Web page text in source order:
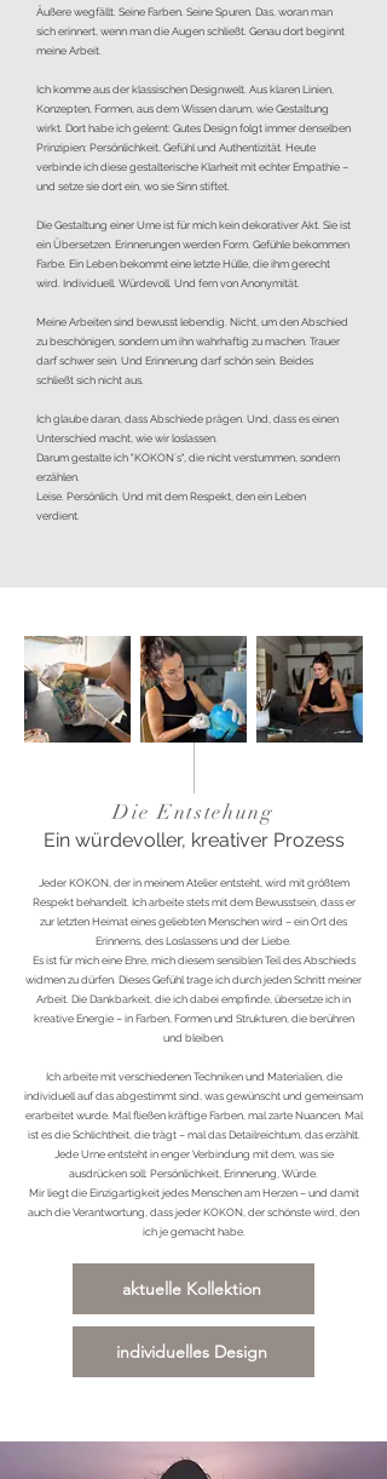
Äußere wegfällt. Seine Farben. Seine Spuren. Das, woran man
sich erinnert, wenn man die Augen schließt. Genau dort beginnt
meine Arbeit.
Ich komme aus der klassischen Designwelt. Aus klaren Linien,
Konzepten, Formen, aus dem Wissen darum, wie Gestaltung
wirkt. Dort habe ich gelernt: Gutes Design folgt immer denselben
Prinzipien: Persönlichkeit, Gefühl und Authentizität. Heute
verbinde ich diese gestalterische Klarheit mit echter Empathie –
und setze sie dort ein, wo sie Sinn stiftet.
Die Gestaltung einer Urne ist für mich kein dekorativer Akt. Sie ist
ein Übersetzen. Erinnerungen werden Form. Gefühle bekommen
Farbe. Ein Leben bekommt eine letzte Hülle, die ihm gerecht
wird. Individuell. Würdevoll. Und fern von Anonymität.
Meine Arbeiten sind bewusst lebendig. Nicht, um den Abschied
zu beschönigen, sondern um ihn wahrhaftig zu machen. Trauer
darf schwer sein. Und Erinnerung darf schön sein. Beides
schließt sich nicht aus.
Ich glaube daran, dass Abschiede prägen. Und, dass es einen
Unterschied macht, wie wir loslassen.
Darum gestalte ich "KOKON´s", die nicht verstummen, sondern
erzählen.
Leise. Persönlich. Und mit dem Respekt, den ein Leben
verdient.
Die Entstehung
Ein würdevoller, kreativer Prozess
Jeder KOKON, der in meinem Atelier entsteht, wird mit größtem
Respekt behandelt. Ich arbeite stets mit dem Bewusstsein, dass er
zur letzten Heimat eines geliebten Menschen wird – ein Ort des
Erinnerns, des Loslassens und der Liebe.
Es ist für mich eine Ehre, mich diesem sensiblen Teil des Abschieds
widmen zu dürfen. Dieses Gefühl trage ich durch jeden Schritt meiner
Arbeit. Die Dankbarkeit, die ich dabei empfinde, übersetze ich in
kreative Energie – in Farben, Formen und Strukturen, die berühren
und bleiben.
Ich arbeite mit verschiedenen Techniken und Materialien, die
individuell auf das abgestimmt sind, was gewünscht und gemeinsam
erarbeitet wurde. Mal fließen kräftige Farben, mal zarte Nuancen. Mal
ist es die Schlichtheit, die trägt – mal das Detailreichtum, das erzählt.
Jede Urne entsteht in enger Verbindung mit dem, was sie
ausdrücken soll: Persönlichkeit, Erinnerung, Würde.
Mir liegt die Einzigartigkeit jedes Menschen am Herzen – und damit
auch die Verantwortung, dass jeder KOKON, der schönste wird, den
ich je gemacht habe.
aktuelle Kollektion
individuelles Design